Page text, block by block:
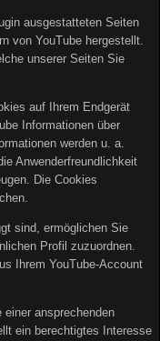
ausgestatteten Seiten
von YouTube hergestellt.
unserer Seiten Sie
auf Ihrem Endgerät
Informationen über
werden u. a.
Anwenderfreundlichkeit
Die Cookies
sind, ermöglichen Sie
Profil zuzuordnen.
Ihrem YouTube-Account
ansprechenden
ein berechtigtes Interesse